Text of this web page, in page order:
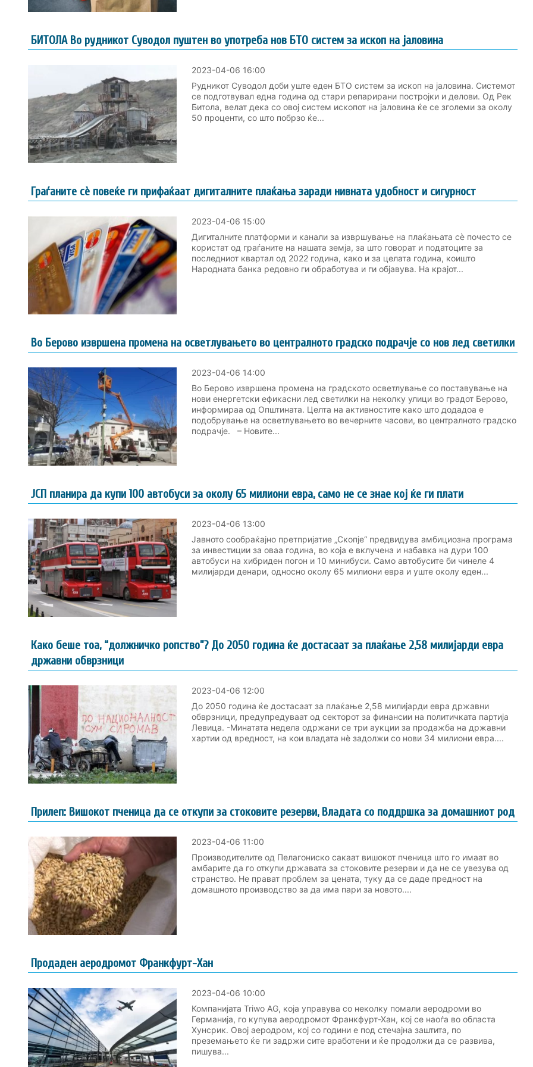
БИТОЛА Во рудникот Суводол пуштен во употреба нов БТО систем за ископ на јаловина
2023-04-06 16:00
Рудникот Суводол доби уште еден БТО систем за ископ на јаловина. Системот
се подготвувал една година од стари репарирани постројки и делови. Од Рек
Битола, велат дека со овој систем ископот на јаловина ќе се зголеми за околу
50 проценти, со што побрзо ќе...
Граѓаните сè повеќе ги прифаќаат дигиталните плаќања заради нивната удобност и сигурност
2023-04-06 15:00
Дигиталните платформи и канали за извршување на плаќањата сѐ почесто се
користат од граѓаните на нашата земја, за што говорат и податоците за
последниот квартал од 2022 година, како и за целата година, коишто
Народната банка редовно ги обработува и ги објавува. На крајот...
Во Берово извршена промена на осветлувањето во централното градско подрачје со нов лед светилки
2023-04-06 14:00
Во Берово извршена промена на градското осветлување со поставување на
нови енергетски ефикасни лед светилки на неколку улици во градот Берово,
информираа од Општината. Целта на активностите како што додадоа е
подобрување на осветлувањето во вечерните часови, во централното градско
подрачје. – Новите...
ЈСП планира да купи 100 автобуси за околу 65 милиони евра, само не се знае кој ќе ги плати
2023-04-06 13:00
Јавното сообраќајно претпријатие „Скопје“ предвидува амбициозна програма
за инвестиции за оваа година, во која е вклучена и набавка на дури 100
автобуси на хибриден погон и 10 минибуси. Само автобусите би чинеле 4
милијарди денари, односно околу 65 милиони евра и уште околу еден...
Како беше тоа, “должничко ропство”? До 2050 година ќе достасаат за плаќање 2,58 милијарди евра
државни обврзници
2023-04-06 12:00
До 2050 година ќе достасаат за плаќање 2,58 милијарди евра државни
обврзници, предупредуваат од секторот за финансии на политичката партија
Левица. -Минатата недела одржани се три аукции за продажба на државни
хартии од вредност, на кои владата нè задолжи со нови 34 милиони евра....
Прилеп: Вишокот пченица да се откупи за стоковите резерви, Владата со поддршка за домашниот род
2023-04-06 11:00
Производителите од Пелагониско сакаат вишокот пченица што го имаат во
амбарите да го откупи државата за стоковите резерви и да не се увезува од
странство. Не прават проблем за цената, туку да се даде предност на
домашното производство за да има пари за новото....
Продаден аеродромот Франкфурт-Хан
2023-04-06 10:00
Компанијата Triwo AG, која управува со неколку помали аеродроми во
Германија, го купува аеродромот Франкфурт-Хан, кој се наоѓа во областа
Хунсрик. Овој аеродром, кој со години е под стечајна заштита, по
преземањето ќе ги задржи сите вработени и ќе продолжи да се развива,
пишува...